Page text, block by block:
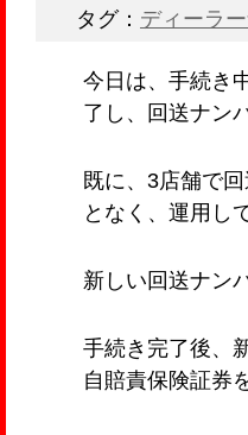
タグ： ディーラ
今日は、手続き
了し、回送ナン
既に、3店舗で
となく、運用し
新しい回送ナン
手続き完了後、
自賠責保険証券